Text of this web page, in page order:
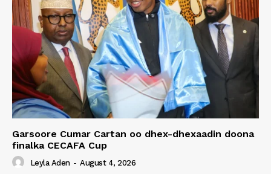
Garsoore Cumar Cartan oo dhex-dhexaadin doona
finalka CECAFA Cup
Leyla Aden - August 4, 2026